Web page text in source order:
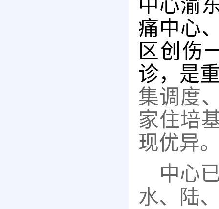
中心渝
痛中心
区创伤
诊，是
集调度
家住培
现优异
中心
水、陆